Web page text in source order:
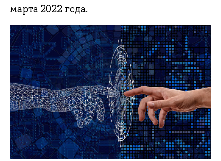
марта 2022 года.